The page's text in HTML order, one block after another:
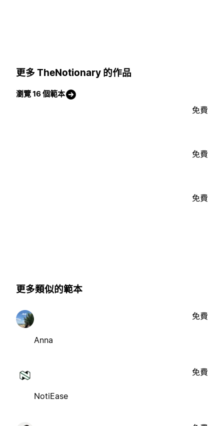
更多 TheNotionary 的作品
瀏覽 16 個範本
免費
免費
免費
更多類似的範本
Anna
免費
NotiEase
免費